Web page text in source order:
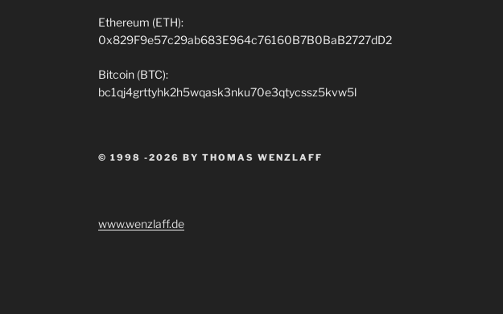
Ethereum (ETH):
0x829F9e57c29ab683E964c76160B7B0BaB2727dD2
Bitcoin (BTC):
bc1qj4grttyhk2h5wqask3nku70e3qtycssz5kvw5l
© 1998 -2026 BY THOMAS WENZLAFF
www.wenzlaff.de